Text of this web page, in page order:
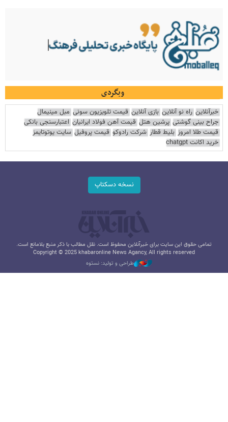
وبگردی
خبرآنلاین راه نو آنلاین بازی آنلاین قیمت تلویزیون سونی مبل مینیمال
جراح بینی گوشتی پرشین هتل قیمت آهن فولاد ایرانیان اعتبارسنجی بانکی
قیمت طلا امروز بلیط قطار شرکت رادوکو قیمت پروفیل سایت یوتوتایمز
خرید اکانت chatgpt
نسخه دسکتاپ
تمامی حقوق این سایت برای خبرآنلاین محفوظ است. نقل مطالب با ذکر منبع بلامانع است.
Copyright © 2025 khabaronline News Agancy, All rights reserved
طراحی و تولید: نستوه